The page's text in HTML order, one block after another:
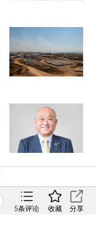
5条评论 收藏 分享